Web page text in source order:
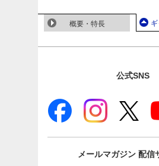
概要・特長
公式SNS
メールマガジン 配信